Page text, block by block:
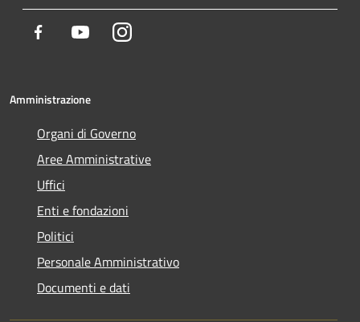
Facebook YoutubeInstagram
Amministrazione
Organi di Governo
Aree Amministrative
Uffici
Enti e fondazioni
Politici
Personale Amministrativo
Documenti e dati